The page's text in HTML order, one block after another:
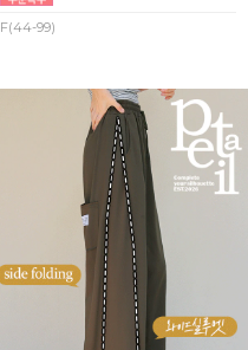
F(44-99)